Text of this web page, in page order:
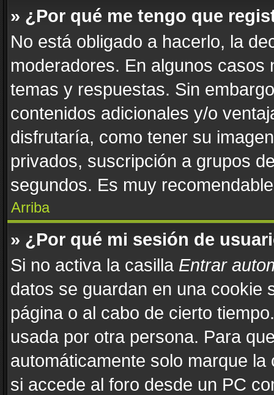
» ¿Por qué me tengo que
No está obligado a hacerlo, la
moderadores. En algunos
temas y respuestas. Sin
contenidos adicionales y/o
disfrutaría, como tener su
privados, suscripción a grupos
segundos. Es muy
Arriba
» ¿Por qué mi sesión de
Si no activa la casilla Entrar
datos se guardan en una cookie
página o al cabo de cierto
usada por otra persona. Para
automáticamente solo marque
si accede al foro desde un PC